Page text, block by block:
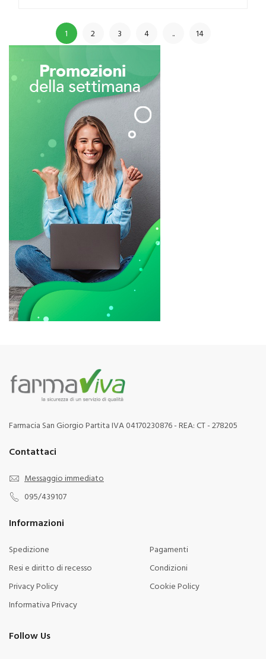
1 2 3 4 .. 14
Farmacia San Giorgio Partita IVA 04170230876 - REA: CT - 278205
Contattaci
Messaggio immediato
095/439107
Informazioni
Spedizione
Pagamenti
Resi e diritto di recesso
Condizioni
Privacy Policy
Cookie Policy
Informativa Privacy
Follow Us